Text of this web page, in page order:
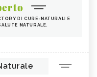
DI CURE-NATURALI E
NATURALE.